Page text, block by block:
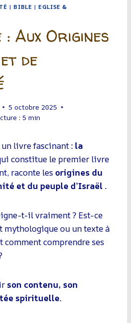
| BIBLE | EGLISE &
: Aux Origines
de
5 octobre 2025
: 5 min
un livre fascinant : la
constitue le premier livre
raconte les origines du
et du peuple d’Israël .
t-il vraiment ? Est-ce
ou un texte à
comment comprendre ses
son contenu, son
spirituelle.